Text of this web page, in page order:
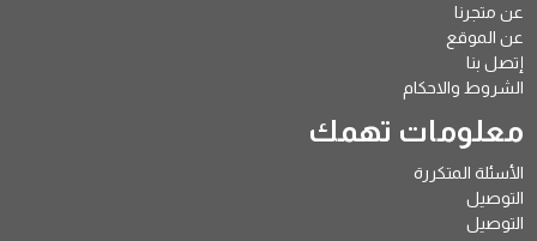
عن متجرنا
عن الموقع
إتصل بنا
الشروط والاحكام
معلومات تهمك
الأسئلة المتكررة
التوصيل
التوصيل